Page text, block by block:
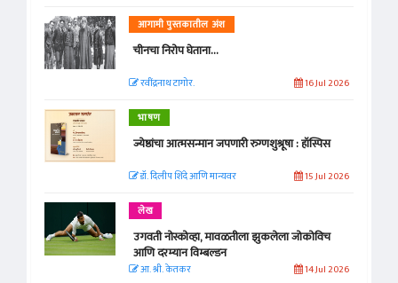
आगामी पुस्तकातील अंश
चीनचा निरोप घेताना...
रवींद्रनाथ टागोर. 16 Jul 2026
भाषण
ज्येष्ठांचा आत्मसन्मान जपणारी रुग्णशुश्रूषा : हॉस्पिस
डॉ. दिलीप शिंदे आणि मान्यवर 15 Jul 2026
लेख
उगवती नोस्कोव्हा, मावळतीला झुकलेला जोकोविच
आणि दरम्यान विम्बल्डन
आ. श्री. केतकर 14 Jul 2026